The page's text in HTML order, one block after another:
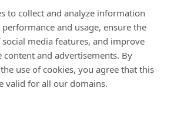
Brak ukrytych opłat.
Możesz zakończyć
Aplikacja jest dostępna
to collect and analyze information
and usage, ensure the
media features, and improve
content and advertisements. By
use of cookies, you agree that this
valid for all our domains.